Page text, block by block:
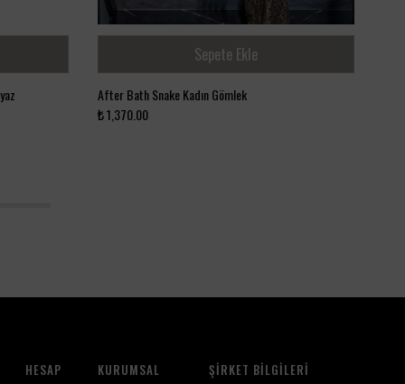
Sepete Ekle
After Bath Snake Kadın Gömlek
₺ 1,370.00
HESAP KURUMSAL ŞIRKET BILGILERI